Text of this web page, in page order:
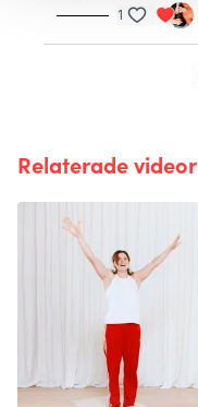
1
Relaterade videor